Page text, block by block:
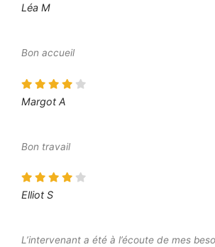
Léa M
Bon accueil
Margot A
Bon travail
Elliot S
L’intervenant a été à l’écoute de mes